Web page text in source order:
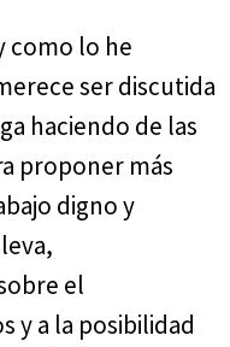
como lo he
ser discutida
haciendo de las
proponer más
digno y
el
y a la posibilidad